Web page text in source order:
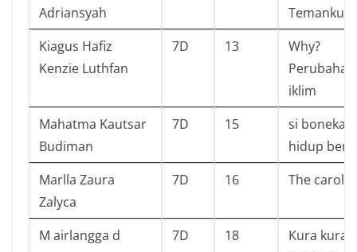
Adriansyah
Temanku
Kiagus Hafiz
Kenzie Luthfan
7D 13
Why?
Perubahan
iklim
Mahatma Kautsar
Budiman
7D 15
si boneka
hidup
Marlla Zaura
Zalyca
7D 16 The
M airlangga d 7D 18
Kura kura